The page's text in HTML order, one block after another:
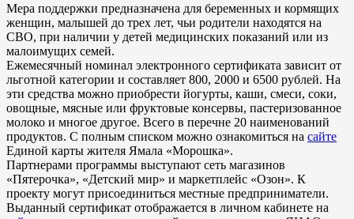
Мера поддержки предназначена для беременных и кормящих
женщин, малышей до трех лет, чьи родители находятся на
СВО, при наличии у детей медицинских показаний или из
малоимущих семей.
Ежемесячный номинал электронного сертификата зависит от
льготной категории и составляет 800, 2000 и 6500 рублей. На
эти средства можно приобрести йогурты, каши, смеси, соки,
овощные, мясные или фруктовые консервы, пастеризованное
молоко и многое другое. Всего в перечне 20 наименований
продуктов. С полным списком можно ознакомиться на сайте
Единой карты жителя Ямала «Морошка».
Партнерами программы выступают сеть магазинов
«Пятерочка», «Детский мир» и маркетплейс «Озон». К
проекту могут присоединиться местные предприниматели.
Выданный сертификат отображается в личном кабинете на